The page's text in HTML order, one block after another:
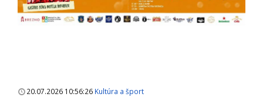
20.07.2026 10:56:26 Kultúra a šport